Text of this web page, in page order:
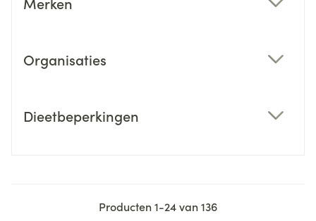
Organisaties
Dieetbeperkingen
Producten1-24van136